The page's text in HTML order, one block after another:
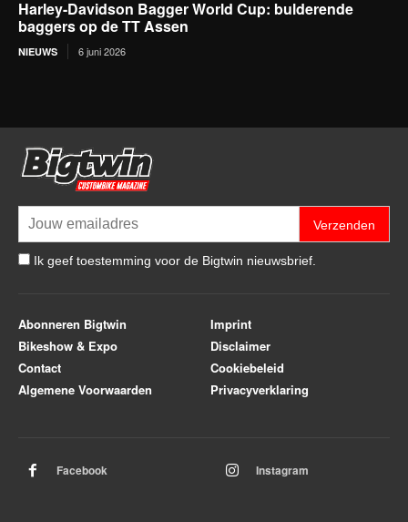
Harley-Davidson Bagger World Cup: bulderende
baggers op de TT Assen
NIEUWS 6 juni 2026
Verzenden
Ik geef toestemming voor de Bigtwin nieuwsbrief.
Abonneren Bigtwin
Bikeshow & Expo
Contact
Algemene Voorwaarden
Imprint
Disclaimer
Cookiebeleid
Privacyverklaring
Facebook Instagram